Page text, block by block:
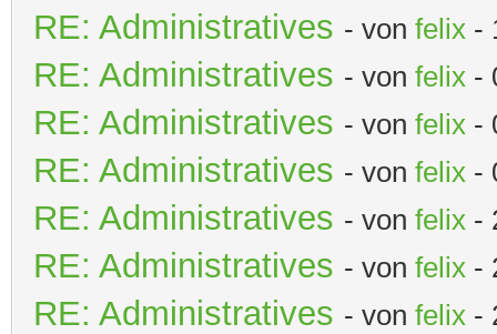
RE: Administratives - von felix -
RE: Administratives - von felix -
RE: Administratives - von felix -
RE: Administratives - von felix -
RE: Administratives - von felix -
RE: Administratives - von felix -
RE: Administratives - von felix -